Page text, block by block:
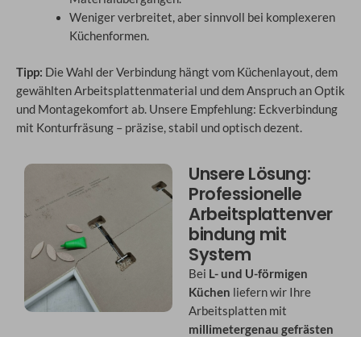
Weniger verbreitet, aber sinnvoll bei komplexeren
Küchenformen.
Tipp: Die Wahl der Verbindung hängt vom Küchenlayout, dem
gewählten Arbeitsplattenmaterial und dem Anspruch an Optik
und Montagekomfort ab. Unsere Empfehlung: Eckverbindung
mit Konturfräsung – präzise, stabil und optisch dezent.
Unsere Lösung:
Professionelle
Arbeitsplattenver
bindung mit
System
Bei L- und U-förmigen
Küchen liefern wir Ihre
Arbeitsplatten mit
millimetergenau gefrästen